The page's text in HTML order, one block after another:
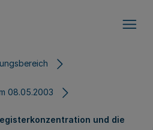
08.05.2003
und die